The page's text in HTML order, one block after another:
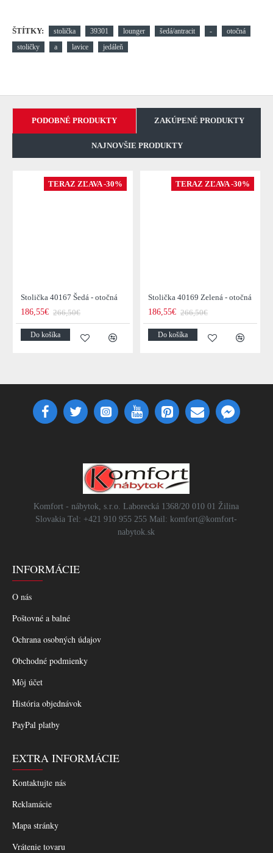
ŠTÍTKY: stolička 39301 lounger šedá/antracit -
otočná
stoličky
a lavice jedáleň
PODOBNÉ PRODUKTY ZAKÚPENÉ PRODUKTY
NAJNOVŠIE PRODUKTY
TERAZ ZĽAVA -30%
Stolička 40167 Šedá - otočná
186,55€ 266,50€
Do košíka
TERAZ ZĽAVA -30%
Stolička 40169 Zelená - otočná
186,55€ 266,50€
Do košíka
Komfort - nábytok, s.r.o. Laborecká 1368/20 010 01 Žilina
Slovakia Tel: +421 910 955 255 Mail: komfort@komfort-
nabytok.sk
INFORMÁCIE
O nás
Poštovné a balné
Ochrana osobných údajov
Obchodné podmienky
Môj účet
História objednávok
PayPal platby
EXTRA INFORMÁCIE
Kontaktujte nás
Reklamácie
Mapa stránky
Vrátenie tovaru